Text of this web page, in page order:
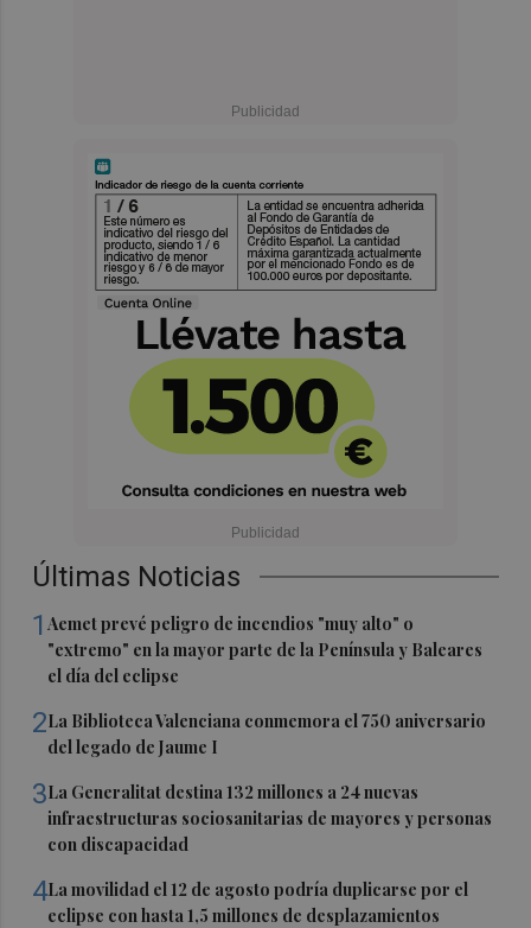
Últimas Noticias
1Aemet prevé peligro de incendios "muy alto" o
"extremo" en la mayor parte de la Península y Baleares
el día del eclipse
2La Biblioteca Valenciana conmemora el 750 aniversario
del legado de Jaume I
3La Generalitat destina 132 millones a 24 nuevas
infraestructuras sociosanitarias de mayores y personas
con discapacidad
4La movilidad el 12 de agosto podría duplicarse por el
eclipse con hasta 1,5 millones de desplazamientos